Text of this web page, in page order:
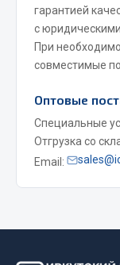
Запчасти
Система питания
Подвеска
Окно ветровое
Двигатель
гарантией
с
При
совместимые
Оптовые
Специальные
Отгрузка со
Email: